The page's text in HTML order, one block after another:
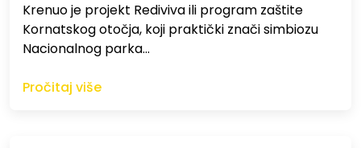
Krenuo je projekt Rediviva ili program zaštite
Kornatskog otočja, koji praktički znači simbiozu
Nacionalnog parka…
Pročitaj više